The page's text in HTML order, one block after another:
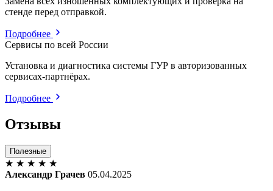
стенде перед отправкой.
Подробнее
Сервисы по всей России
Установка и диагностика системы ГУР в авторизованных
сервисах-партнёрах.
Подробнее
Отзывы
Полезные
★ ★ ★ ★ ★
Александр Грачев 05.04.2025